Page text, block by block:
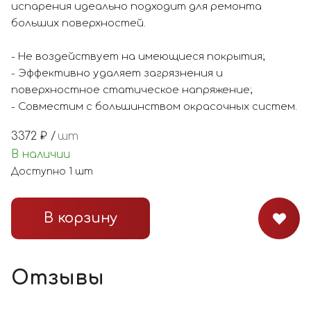
испарения идеально подходит для ремонта
больших поверхностей.
- Не воздействует на имеющиеся покрытия;
- Эффективно удаляет загрязнения и
поверхностное статическое напряжение;
- Совместим с большинством окрасочных систем.
3372 ₽ / шт
В наличии
Доступно 1 шт
В корзину
Отзывы